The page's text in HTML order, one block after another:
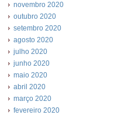
novembro 2020
outubro 2020
setembro 2020
agosto 2020
julho 2020
junho 2020
maio 2020
abril 2020
março 2020
fevereiro 2020